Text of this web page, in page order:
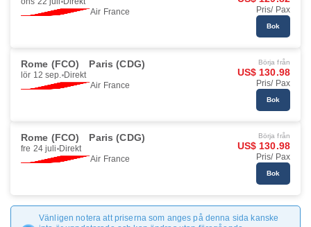
Air France
Pris/ Pax
Bok
Rome (FCO) Paris (CDG)
lör 12 sep. Direkt
Air France
Börja från
US$ 130.98
Pris/ Pax
Bok
Rome (FCO) Paris (CDG)
fre 24 juli Direkt
Air France
Börja från
US$ 130.98
Pris/ Pax
Bok
Vänligen notera att priserna som anges på denna sida kanske